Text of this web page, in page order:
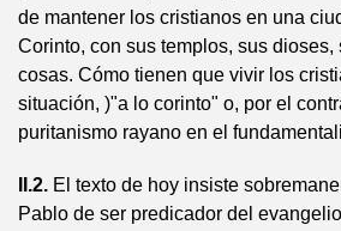
de mantener los cristianos en una
Corinto, con sus templos, sus
cosas. Cómo tienen que vivir los
situación, )"a lo corinto" o, por el
puritanismo rayano en el
II.2. El texto de hoy insiste
Pablo de ser predicador del